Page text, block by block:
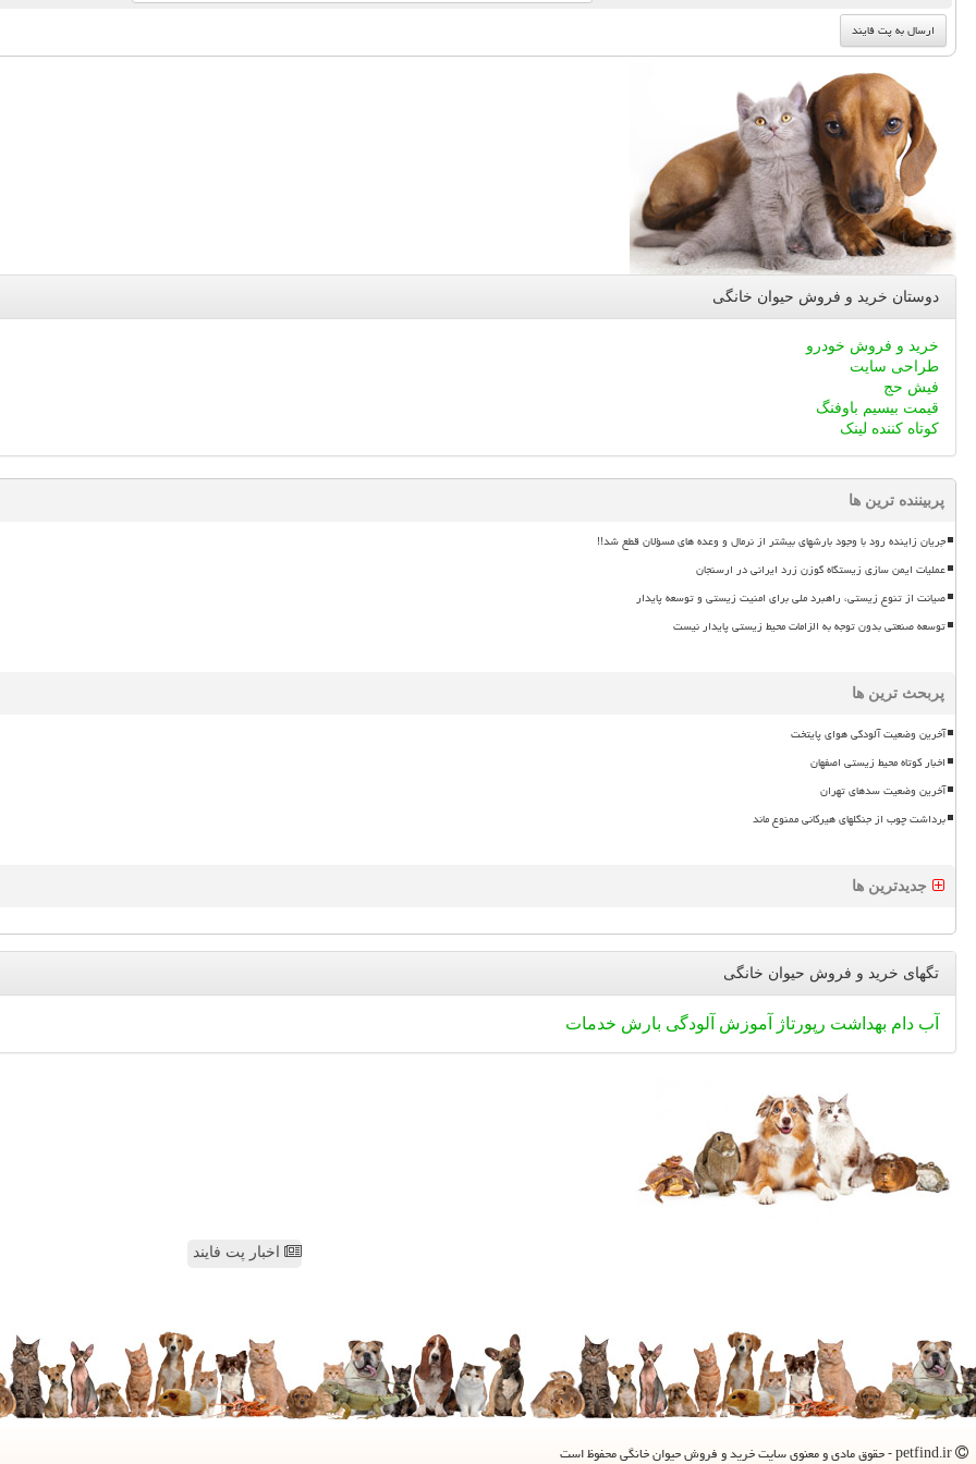
دوستان خرید و فروش حیوان خانگی
خرید و فروش خودرو
طراحی سایت
فیش حج
قیمت بیسیم باوفنگ
کوتاه کننده لینک
پربیننده ترین ها
جریان زاینده رود با وجود بارشهای بیشتر از نرمال و وعده های مسؤلان قطع شد!!
عملیات ایمن سازی زیستگاه گوزن زرد ایرانی در ارسنجان
صیانت از تنوع زیستی، راهبرد ملی برای امنیت زیستی و توسعه پایدار
توسعه صنعتی بدون توجه به الزامات محیط زیستی پایدار نیست
پربحث ترین ها
آخرین وضعیت آلودگی هوای پایتخت
اخبار کوتاه محیط زیستی اصفهان
آخرین وضعیت سدهای تهران
برداشت چوب از جنگلهای هیرکانی ممنوع ماند
جدیدترین ها
تگهای خرید و فروش حیوان خانگی
آب دام بهداشت رپورتاژ آموزش آلودگی بارش خدمات
اخبار پت فایند